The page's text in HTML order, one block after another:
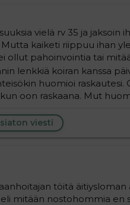
vielä rv 35 ja jaksoin
Mutta kaiketi riippuu ihan
ollut pahoinvointia tai
lenkkiä koiran kanssa
huomioi
oon raskaana. Mut
viesti
töitä
mitään nostohommia en